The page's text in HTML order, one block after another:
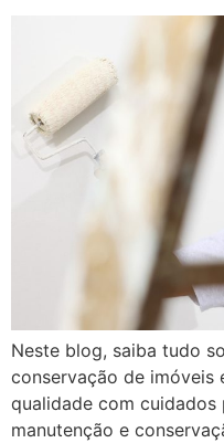
Neste blog, saiba tudo
conservação de imóveis
qualidade com cuidados
manutenção e